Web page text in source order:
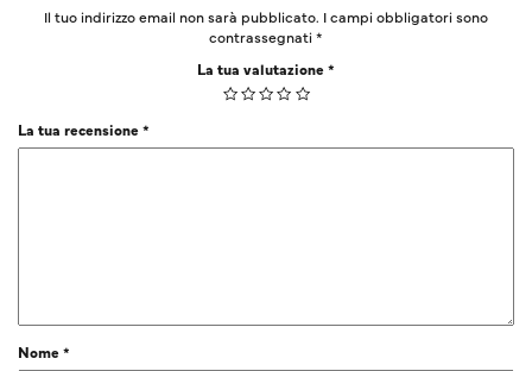
Il tuo indirizzo email non sarà pubblicato. I campi obbligatori sono
contrassegnati*
La tua valutazione*
La tua recensione*
Nome*